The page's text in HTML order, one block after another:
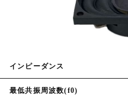
インピーダンス
最低共振周波数(f0)